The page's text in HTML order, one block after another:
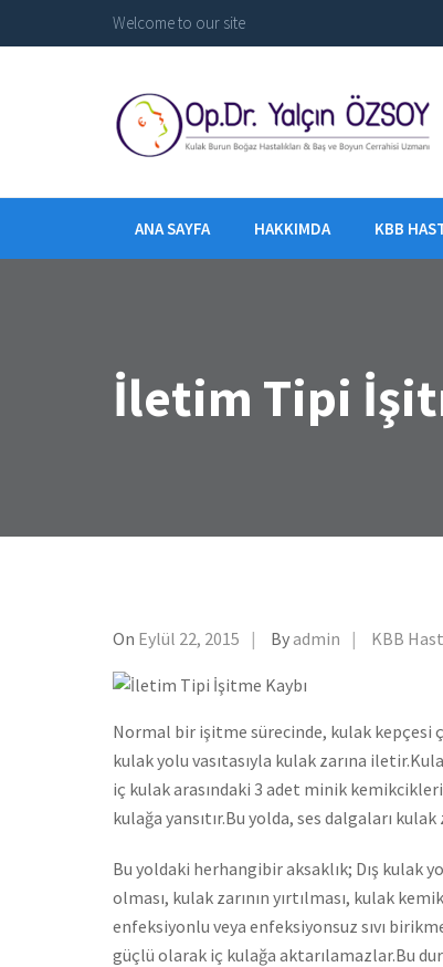
Welcome to our site
ANA SAYFA HAKKIMDA KBB
İletim Tipi
On Eylül 22, 2015 Byadmin KBB
Normal bir işitme sürecinde, kulak kepçesi
kulak yolu vasıtasıyla kulak zarına
iç kulak arasındaki 3 adet minik
kulağa yansıtır.Bu yolda, ses dalgaları
Bu yoldaki herhangibir aksaklık; Dış kulak
olması, kulak zarının yırtılması, kulak
enfeksiyonlu veya enfeksiyonsuz sıvı
güçlü olarak iç kulağa aktarılamazlar.Bu